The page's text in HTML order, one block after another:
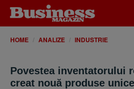
HOME ANALIZE INDUSTRIE
Povestea inventatorului
creat nouă produse